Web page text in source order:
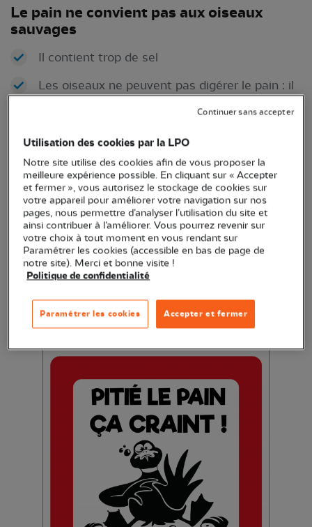
Le pain ne convient pas aux oiseaux
sauvages
Il contient trop de sel
Les oiseaux ne peuvent pas digérer le pain : il
Il engendre des problèmes osseux, provoquant
une malformation des ailes appelée « ailes
d’ange » qui les empêche de voler
Les oiseaux perdent l’habitude de se nourrir
seuls dans la nature
Certains individus (cygnes, canards…)
changent de comportements et peuvent
devenir agressifs à proximité du lieu de
nourrissage
Utilisation des cookies par la LPO
Notre site utilise des cookies afin de vous proposer la
meilleure expérience possible. En cliquant sur « Accepter
et fermer », vous autorisez le stockage de cookies sur
votre appareil pour améliorer votre navigation sur nos
pages, nous permettre d’analyser l’utilisation du site et
ainsi contribuer à l’améliorer. Vous pourrez revenir sur
votre choix à tout moment en vous rendant sur
Paramétrer les cookies (accessible en bas de page de
notre site). Merci et bonne visite !
Politique de confidentialité
Accepter et fermer
Paramétrer les cookies
Continuer sans accepter